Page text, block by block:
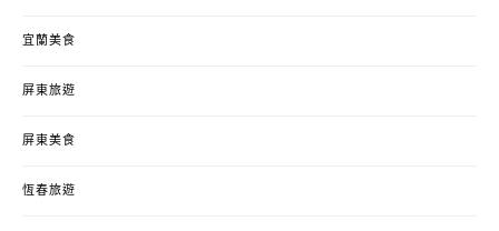
宜蘭美食
屏東旅遊
屏東美食
恆春旅遊